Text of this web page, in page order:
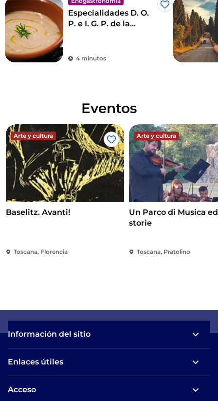
Me gusta
Especialidades D. O.
P. e I. G. P. de la
4 minutos
Eventos
Arte y cultura
Me gusta
Baselitz. Avanti!
Toscana, Florencia
Arte y cultura
Un Parco di Musica
storie
Toscana, Pratolino
Información del sitio
Enlaces útiles
Acceso